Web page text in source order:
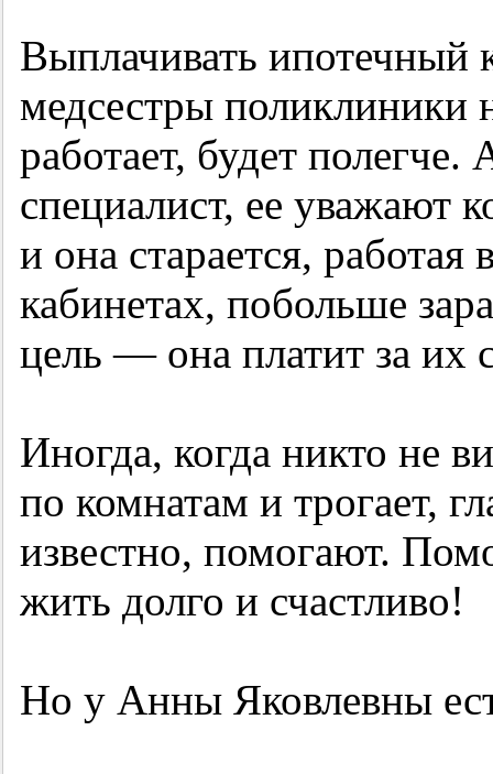
Выплачивать ипотечный
медсестры поликлиники
работает, будет
специалист, ее уважают
и она старается,
кабинетах, побольше
цель — она платит за их
Иногда, когда никто не
по комнатам и трогает,
известно, помогают.
жить долго и счастливо!
Но у Анны Яковлевны